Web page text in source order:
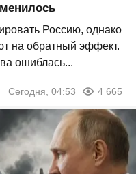
Россию, однако
на обратный эффект.
ошиблась...
Сегодня, 04:53 4 665